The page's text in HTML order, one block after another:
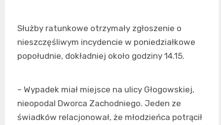
Służby ratunkowe otrzymały zgłoszenie o
nieszczęśliwym incydencie w poniedziałkowe
popołudnie, dokładniej około godziny 14.15.
– Wypadek miał miejsce na ulicy Głogowskiej,
nieopodal Dworca Zachodniego. Jeden ze
świadków relacjonował, że młodzieńca potrącił